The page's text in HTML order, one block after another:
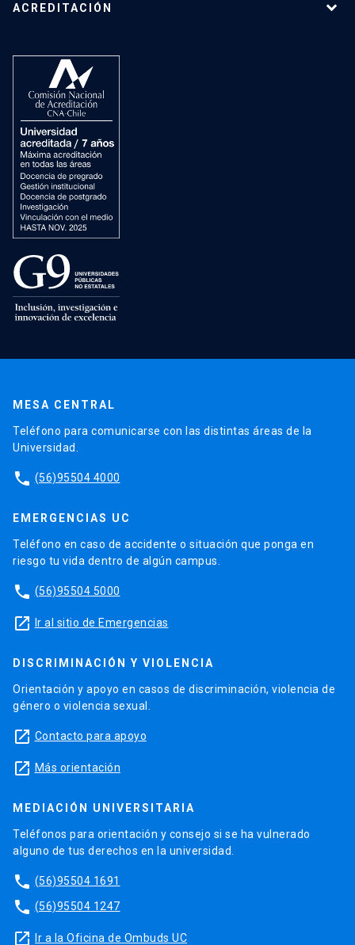
ACREDITACIÓN
MESA CENTRAL
Teléfono para comunicarse con las distintas áreas de la
Universidad.
phone (56)95504 4000
EMERGENCIAS UC
Teléfono en caso de accidente o situación que ponga en
riesgo tu vida dentro de algún campus.
phone (56)95504 5000
launch Ir al sitio de Emergencias
DISCRIMINACIÓN Y VIOLENCIA
Orientación y apoyo en casos de discriminación, violencia de
género o violencia sexual.
launch Contacto para apoyo
launch Más orientación
MEDIACIÓN UNIVERSITARIA
Teléfonos para orientación y consejo si se ha vulnerado
alguno de tus derechos en la universidad.
phone (56)95504 1691
phone (56)95504 1247
launch Ir a la Oficina de Ombuds UC